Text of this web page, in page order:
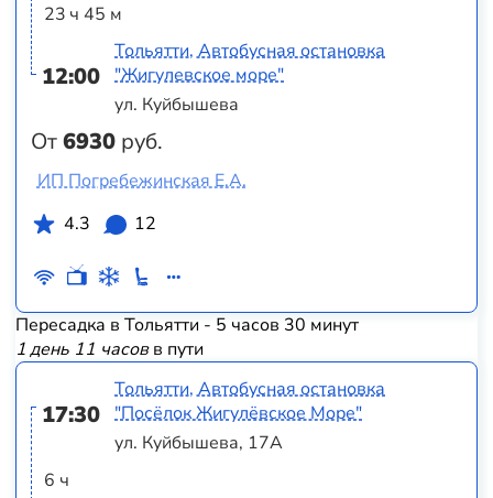
23 ч 45 м
12:00
От6930 руб.
Тольятти, Автобусная остановка
"Жигулевское море"
ул. Куйбышева
ИП Погребежинская Е.А.
4.3
12
Пересадка в Тольятти - 5 часов 30 минут
1 день 11 часовв пути
17:30
6 ч
Тольятти, Автобусная остановка
"Посёлок Жигулёвское Море"
ул. Куйбышева, 17А